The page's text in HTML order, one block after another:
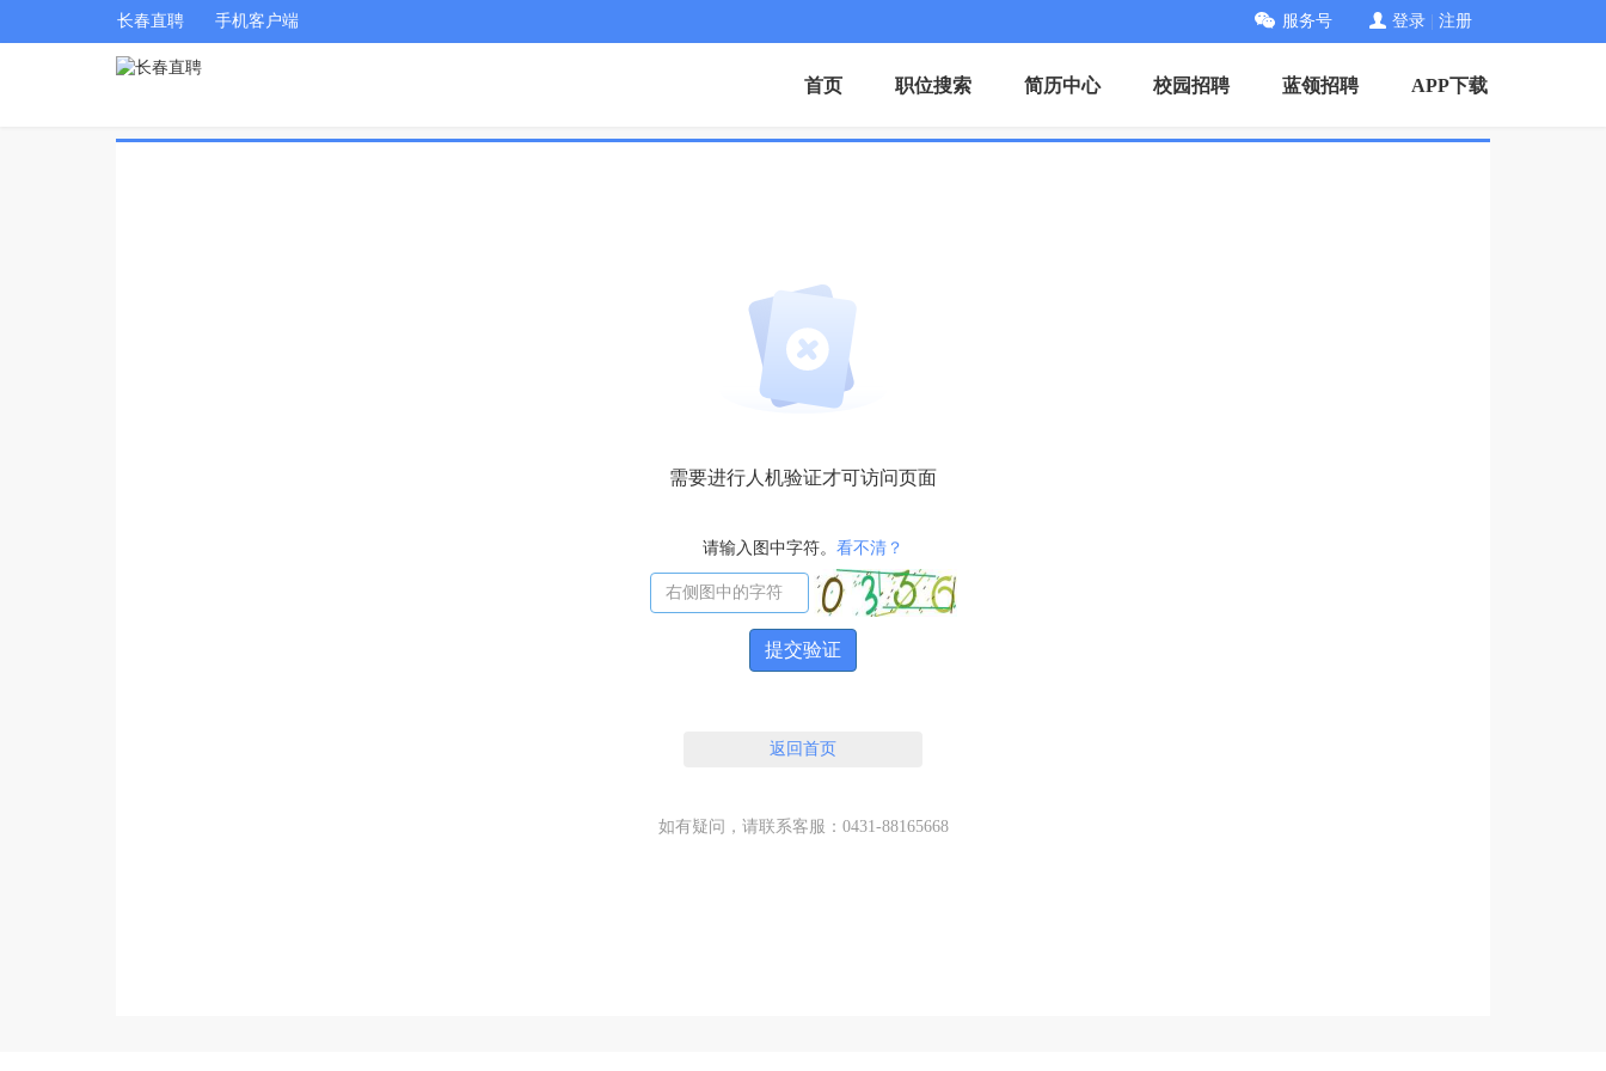
长春直聘 手机客户端 服务号 登录 注册
首页 职位搜索 简历中心 校园招聘 蓝领招聘 APP下载
需要进行人机验证才可访问页面
请输入图中字符。 看不清？
提交验证
返回首页
如有疑问，请联系客服：0431-88165668